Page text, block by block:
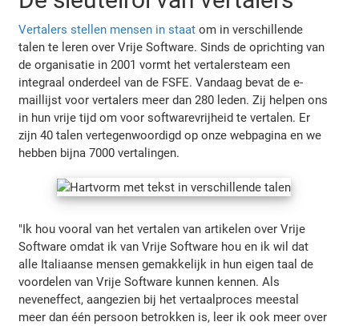
Vertalers stellen mensen in staat om in verschillende
talen te leren over Vrije Software. Sinds de oprichting van
de organisatie in 2001 vormt het vertalersteam een
integraal onderdeel van de FSFE. Vandaag bevat de e-
maillijst voor vertalers meer dan 280 leden. Zij helpen ons
in hun vrije tijd om voor softwarevrijheid te vertalen. Er
zijn 40 talen vertegenwoordigd op onze webpagina en we
hebben bijna 7000 vertalingen.
"Ik hou vooral van het vertalen van artikelen over Vrije
Software omdat ik van Vrije Software hou en ik wil dat
alle Italiaanse mensen gemakkelijk in hun eigen taal de
voordelen van Vrije Software kunnen kennen. Als
neveneffect, aangezien bij het vertaalproces meestal
meer dan één persoon betrokken is, leer ik ook meer over